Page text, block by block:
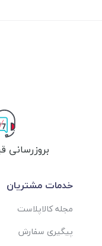
بروزرسانی
خدمات مشتریان
مجله کالاپلاست
پیگیری سفارش